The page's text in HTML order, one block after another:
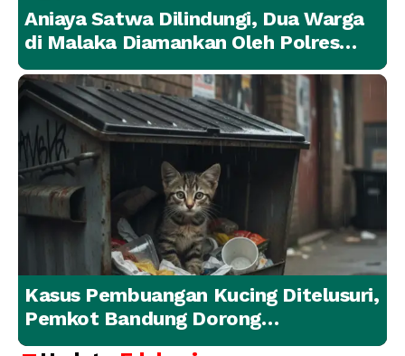
Aniaya Satwa Dilindungi, Dua Warga
di Malaka Diamankan Oleh Polres
Malaka
Kasus Pembuangan Kucing Ditelusuri,
Pemkot Bandung Dorong
Penanganan Hewan yang